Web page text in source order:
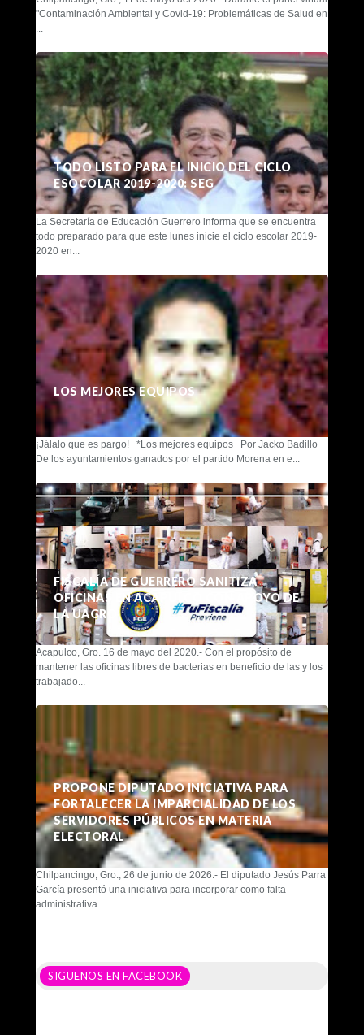
"Contaminación Ambiental y Covid-19: Problemáticas de Salud en
...
TODO LISTO PARA EL INICIO DEL CICLO
ESOCOLAR 2019-2020: SEG
La Secretaría de Educación Guerrero informa que se encuentra
todo preparado para que este lunes inicie el ciclo escolar 2019-
2020 en...
LOS MEJORES EQUIPOS
¡Jálalo que es pargo! *Los mejores equipos Por Jacko Badillo
De los ayuntamientos ganados por el partido Morena en e...
FISCALÍA DE GUERRERO SANITIZA
OFICINAS EN ACAPULCO CON APOYO DE
LA UAGRO
Acapulco, Gro. 16 de mayo del 2020.- Con el propósito de
mantener las oficinas libres de bacterias en beneficio de las y los
trabajado...
PROPONE DIPUTADO INICIATIVA PARA
FORTALECER LA IMPARCIALIDAD DE LOS
SERVIDORES PÚBLICOS EN MATERIA
ELECTORAL
Chilpancingo, Gro., 26 de junio de 2026.- El diputado Jesús Parra
García presentó una iniciativa para incorporar como falta
administrativa...
SIGUENOS EN FACEBOOK